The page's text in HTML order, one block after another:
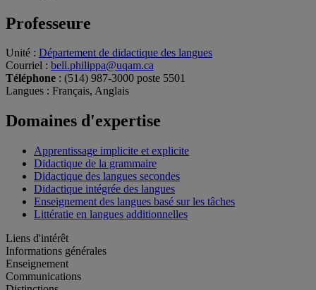
Professeure
Unité : Département de didactique des langues
Courriel : bell.philippa@uqam.ca
Téléphone : (514) 987-3000 poste 5501
Langues : Français, Anglais
Domaines d'expertise
Apprentissage implicite et explicite
Didactique de la grammaire
Didactique des langues secondes
Didactique intégrée des langues
Enseignement des langues basé sur les tâches
Littératie en langues additionnelles
Liens d'intérêt
Informations générales
Enseignement
Communications